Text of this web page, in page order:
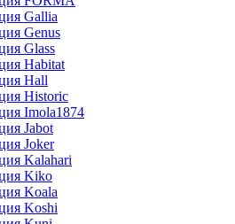
Gallia
Genus
Glass
Habitat
Hall
Historic
Imola1874
Jabot
Joker
Kalahari
Kiko
Koala
Koshi